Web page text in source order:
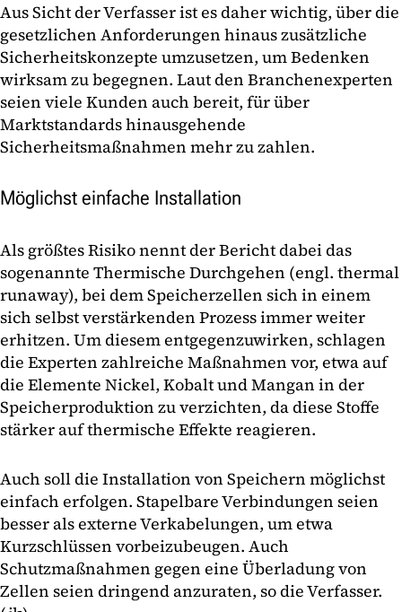
Aus Sicht der Verfasser ist es daher wichtig, über die
gesetzlichen Anforderungen hinaus zusätzliche
Sicherheitskonzepte umzusetzen, um Bedenken
wirksam zu begegnen. Laut den Branchenexperten
seien viele Kunden auch bereit, für über
Marktstandards hinausgehende
Sicherheitsmaßnahmen mehr zu zahlen.
Möglichst einfache Installation
Als größtes Risiko nennt der Bericht dabei das
sogenannte Thermische Durchgehen (engl. thermal
runaway), bei dem Speicherzellen sich in einem
sich selbst verstärkenden Prozess immer weiter
erhitzen. Um diesem entgegenzuwirken, schlagen
die Experten zahlreiche Maßnahmen vor, etwa auf
die Elemente Nickel, Kobalt und Mangan in der
Speicherproduktion zu verzichten, da diese Stoffe
stärker auf thermische Effekte reagieren.
Auch soll die Installation von Speichern möglichst
einfach erfolgen. Stapelbare Verbindungen seien
besser als externe Verkabelungen, um etwa
Kurzschlüssen vorbeizubeugen. Auch
Schutzmaßnahmen gegen eine Überladung von
Zellen seien dringend anzuraten, so die Verfasser.